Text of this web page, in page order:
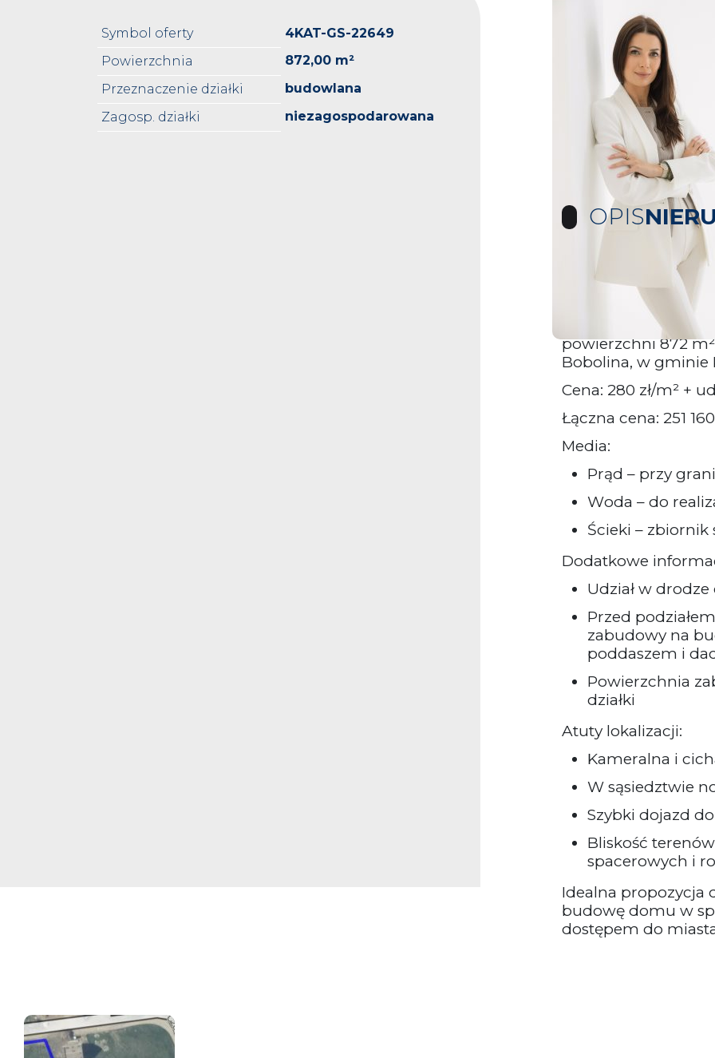
Symbol oferty
4KAT-GS-22649
Powierzchnia
872,00 m²
Przeznaczenie działki
budowlana
Zagosp. działki
niezagospodarowana
OPIS
Działka na
Kołbaskowo
Na sprzedaż
powierzchni 872
Bobolina, w gminie
Cena: 280 zł/m² +
Łączna cena: 251 160
Media:
Prąd – przy
Woda – do
Ścieki – zbiornik
Dodatkowe
Udział w drodze
Przed
zabudowy na
poddaszem i
Powierzchnia
działki
Atuty lokalizacji:
Kameralna i
W sąsiedztwie
Szybki dojazd
Bliskość
spacerowych i
Idealna propozycja
budowę domu w
dostępem do